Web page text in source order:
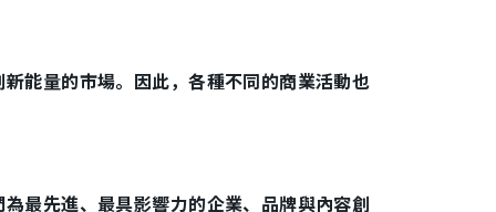
能量的市場。因此，各種不同的商業活動也
最先進、最具影響力的企業、品牌與內容創